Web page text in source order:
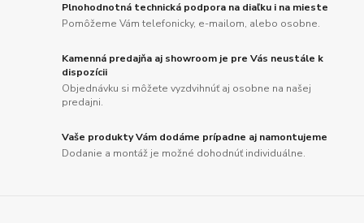
Plnohodnotná technická podpora na diaľku i na mieste
Pomôžeme Vám telefonicky, e-mailom, alebo osobne.
Kamenná predajňa aj showroom je pre Vás neustále k
dispozícii
Objednávku si môžete vyzdvihnúť aj osobne na našej
predajni.
Vaše produkty Vám dodáme prípadne aj namontujeme
Dodanie a montáž je možné dohodnúť individuálne.